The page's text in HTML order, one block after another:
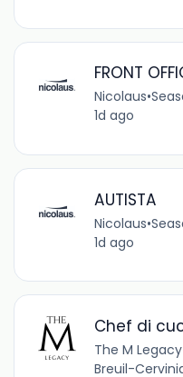
FRONT
Nicolaus•
1d ago
AUTISTA
Nicolaus•
1d ago
Chef di
The M Legacy
Breuil-